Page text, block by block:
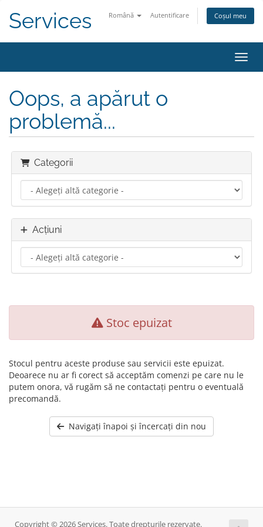
Română Autentificare Coșul meu
Services
Oops, a apărut o
problemă...
Categorii
Acțiuni
Stoc epuizat
Stocul pentru aceste produse sau servicii este epuizat.
Deoarece nu ar fi corect să acceptăm comenzi pe care nu le
putem onora, vă rugăm să ne contactați pentru o eventuală
precomandă.
Navigați înapoi și încercați din nou
Copyright © 2026 Services. Toate drepturile rezervate.